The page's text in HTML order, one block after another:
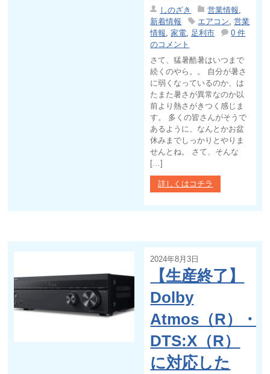
しのざき 営業情報
新着情報
エアコン ,営業
情報 ,家電 足利市
0 件
のコメント
さて、猛暑酷暑はいつまで
続くのやら。。 自分が暑さ
に弱くなっているのか、は
たまた暑さが異常なのか以
前より熱さがきつく感じま
す。 多くの皆さんがそうで
あるように、なんとかお盆
休みまでしっかりとやりま
せんとね。 さて、そんな
[…]
詳しくはコチラ
2024年8月3日
【生産終了】
Dolby
Atmos（R）・
DTS:X（R）
に対応した